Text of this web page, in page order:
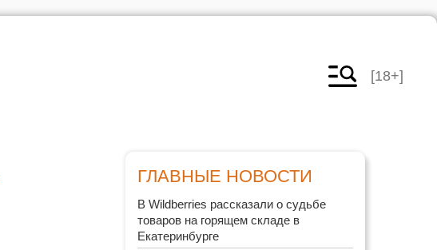
[18+]
ГЛАВНЫЕ НОВОСТИ
В Wildberries рассказали о судьбе
товаров на горящем складе в
Екатеринбурге